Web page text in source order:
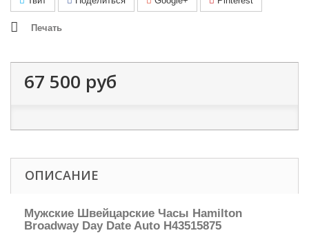
Печать
67 500 руб
ОПИСАНИЕ
Мужские Швейцарские Часы Hamilton
Broadway Day Date Auto H43515875